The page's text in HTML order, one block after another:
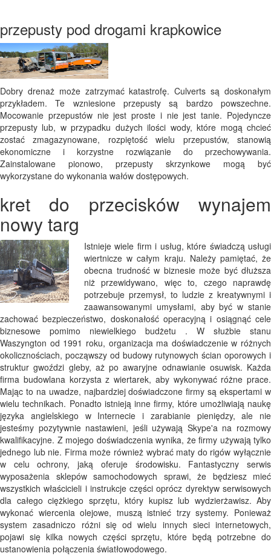
przepusty pod drogami krapkowice
Dobry drenaż może zatrzymać katastrofę. Culverts są doskonałym
przykładem. Te wzniesione przepusty są bardzo powszechne.
Mocowanie przepustów nie jest proste i nie jest tanie. Pojedyncze
przepusty lub, w przypadku dużych ilości wody, które mogą chcieć
zostać zmagazynowane, rozpiętość wielu przepustów, stanowią
ekonomiczne i korzystne rozwiązanie do przechowywania.
Zainstalowane pionowo, przepusty skrzynkowe mogą być
wykorzystane do wykonania wałów dostępowych.
kret do przecisków wynajem
nowy targ
Istnieje wiele firm i usług, które świadczą usługi
wiertnicze w całym kraju. Należy pamiętać, że
obecna trudność w biznesie może być dłuższa
niż przewidywano, więc to, czego naprawdę
potrzebuje przemysł, to ludzie z kreatywnymi i
zaawansowanymi umysłami, aby być w stanie
zachować bezpieczeństwo, doskonałość operacyjną i osiągnąć cele
biznesowe pomimo niewielkiego budżetu . W służbie stanu
Waszyngton od 1991 roku, organizacja ma doświadczenie w różnych
okolicznościach, począwszy od budowy rutynowych ścian oporowych i
struktur gwoździ gleby, aż po awaryjne odnawianie osuwisk. Każda
firma budowlana korzysta z wiertarek, aby wykonywać różne prace.
Mając to na uwadze, najbardziej doświadczone firmy są ekspertami w
wielu technikach. Ponadto istnieją inne firmy, które umożliwiają naukę
języka angielskiego w Internecie i zarabianie pieniędzy, ale nie
jesteśmy pozytywnie nastawieni, jeśli używają Skype'a na rozmowy
kwalifikacyjne. Z mojego doświadczenia wynika, że ​​firmy używają tylko
jednego lub nie. Firma może również wybrać maty do rigów wyłącznie
w celu ochrony, jaką oferuje środowisku. Fantastyczny serwis
wyposażenia sklepów samochodowych sprawi, że będziesz mieć
wszystkich właścicieli i instrukcje części oprócz dyrektyw serwisowych
dla całego ciężkiego sprzętu, który kupisz lub wydzierżawisz. Aby
wykonać wiercenia olejowe, muszą istnieć trzy systemy. Ponieważ
system zasadniczo różni się od wielu innych sieci internetowych,
pojawi się kilka nowych części sprzętu, które będą potrzebne do
ustanowienia połączenia światłowodowego.